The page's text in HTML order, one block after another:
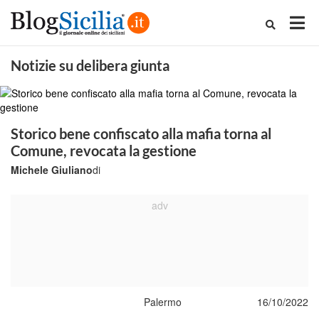
Notizie su delibera giunta
Storico bene confiscato alla mafia torna al
Comune, revocata la gestione
di
Michele Giuliano
Palermo 16/10/2022